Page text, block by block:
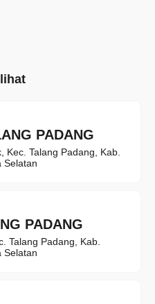
PADANG
Kec. Talang Padang, Kab.
Selatan
PADANG
Talang Padang, Kab.
Selatan